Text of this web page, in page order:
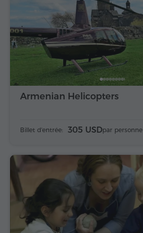
Armenian Helicopters
Billet d'entrée: 305 USDpar personne